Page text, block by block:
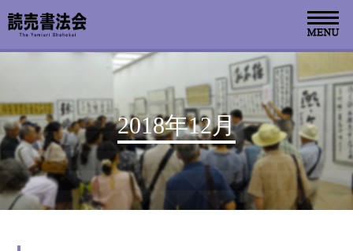
2018年12月
お知らせ
読売書法会について
読売書法展